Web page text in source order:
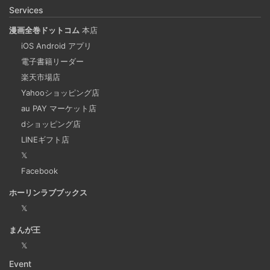
携も可能に！？
重複コンテンツは味方ではない
2024-09-25
検索エンジンの上位にサイト情報が表示されるということ
は多くの人に見てもらえる最高の宣伝です。SEO評価を下
げてしまう重複コンテンツを軽減することも重要な課題の
一つだといえます。
Microsoftの法人向けプランを導入した
2025年上半期は個人アカウントからMicrosoft法人アカウン
トの個人アカウントに切り替えました。
ボードみたいなのを作るチュートリアル
Services
漫画全巻ドットコム 本店
iOS Android アプリ
電子書籍リーダー
楽天市場店
Yahooショッピング店
au PAY マーケット店
dショッピング店
LINEギフト店
𝕏
Facebook
ホーリンラブブックス
𝕏
まんが王
𝕏
Event